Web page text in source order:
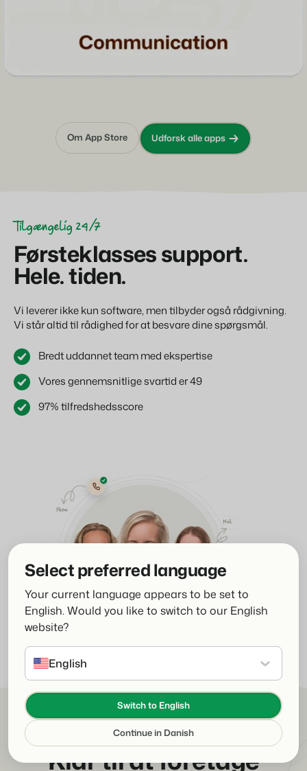
Select preferred language
Your current language appears to be set to
English. Would you like to switch to our English
website?
English
Switch to English
Continue in Danish
Udforsk alle apps
Om App Store
Tilgængelig 24/7
Førsteklasses support.
Hele. tiden.
Vi leverer ikke kun software, men tilbyder også rådgivning.
Vi står altid til rådighed for at besvare dine spørgsmål.
Bredt uddannet team med ekspertise
Vores gennemsnitlige svartid er 49
97% tilfredshedsscore
Bliv en del af vores rejse
Klar til at foretage